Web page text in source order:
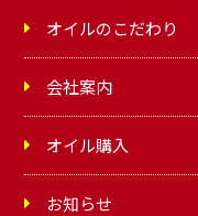
オイルのこだわり
会社案内
オイル購入
お知らせ